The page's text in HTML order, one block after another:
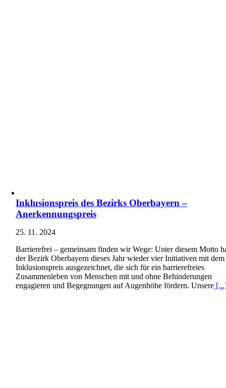
Inklusionspreis des Bezirks Oberbayern –
Anerkennungspreis
25. 11. 2024
Barrierefrei – gemeinsam finden wir Wege: Unter diesem Motto
der Bezirk Oberbayern dieses Jahr wieder vier Initiativen mit dem
Inklusionspreis ausgezeichnet, die sich für ein barrierefreies
Zusammenleben von Menschen mit und ohne Behinderungen
engagieren und Begegnungen auf Augenhöhe fördern. Unsere